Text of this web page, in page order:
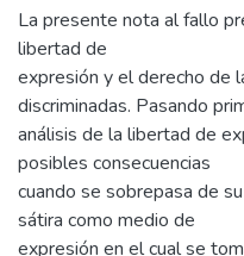
La presente nota al fallo
libertad de
expresión y el derecho de
discriminadas. Pasando
análisis de la libertad de
posibles consecuencias
cuando se sobrepasa de
sátira como medio de
expresión en el cual se